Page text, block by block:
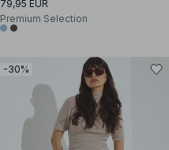
79,95 EUR
Premium Selection
-30%